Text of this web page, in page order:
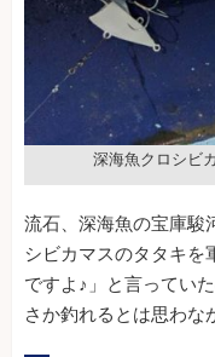
深海魚クロシビ
流石、深海魚の宝庫駿
シビカマスのタタキを
ですよ♪」と言ってい
さか釣れるとは思わな